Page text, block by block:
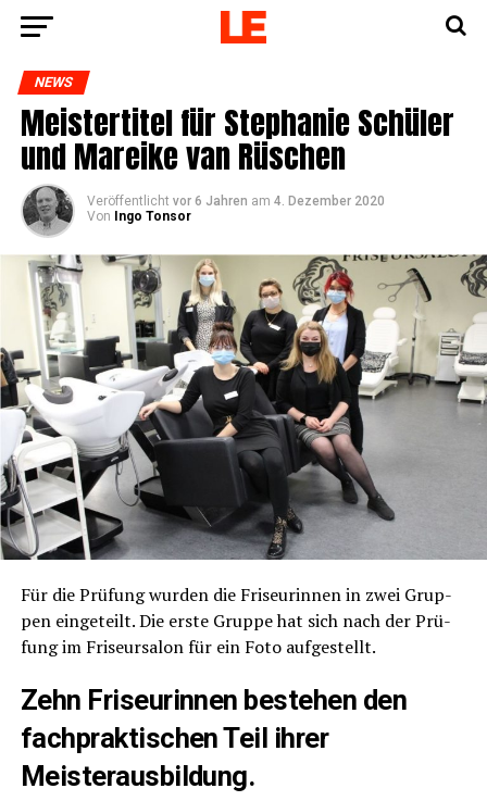
NEWS
Meis­ter­ti­tel für Ste­pha­nie Schü­ler
und Marei­ke van Rüschen
Veröffentlicht vor 6 Jahren am 4. Dezember 2020
Von
Ingo Tonsor
Für die Prü­fung wur­den die Fri­seu­rin­nen in zwei Grup­
pen ein­ge­teilt. Die ers­te Grup­pe hat sich nach der Prü­
fung im Fri­seur­sa­lon für ein Foto aufgestellt.
Zehn Fri­seu­rin­nen bestehen den
fach­prak­ti­schen Teil ihrer
Meisterausbildung.